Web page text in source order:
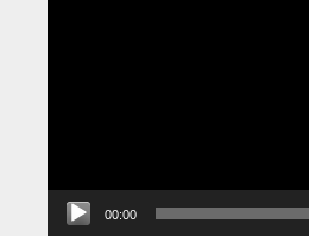
00:00